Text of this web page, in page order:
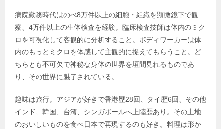
病院勤務時代はのべ8万件以上の細胞・組織を顕微鏡下で観
察、4万件以上の生体検査を経験。臨床検査技師は体内のミク
ロを可視化して客観的に分析すること。ボディワーカーは体
内のもっとミクロを体感して主観的に捉えてもらうこと。ど
ちらとも不可欠で神秘な身体の世界を垣間見れるものであ
り、その世界に魅了されている。
趣味は旅行。アジアが好きで香港歴28回、タイ歴6回、その他
インド、韓国、台湾、シンガポールへ上陸歴あり。その土地
のおいしいものを食べ日本で再現するのも好き。料理は形か